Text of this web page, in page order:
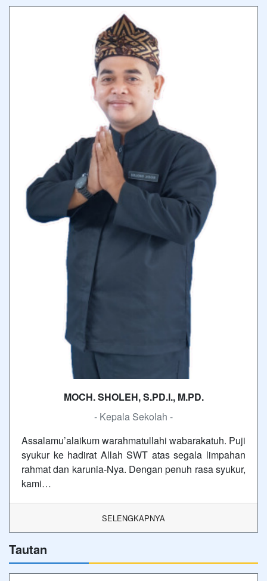
MOCH. SHOLEH, S.PD.I., M.PD.
- Kepala Sekolah -
Assalamu’alaikum warahmatullahi wabarakatuh. Puji
syukur ke hadirat Allah SWT atas segala limpahan
rahmat dan karunia-Nya. Dengan penuh rasa syukur,
kami…
SELENGKAPNYA
Tautan